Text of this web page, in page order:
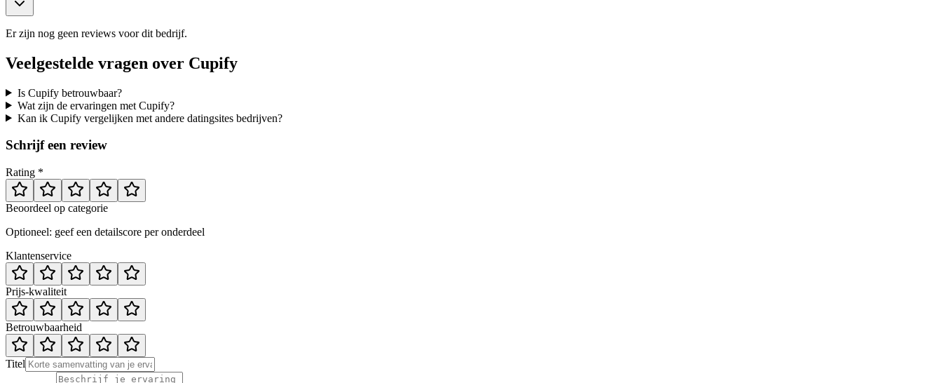
Er zijn nog geen reviews voor dit bedrijf.
Veelgestelde vragen over Cupify
Is Cupify betrouwbaar?
Wat zijn de ervaringen met Cupify?
Kan ik Cupify vergelijken met andere datingsites bedrijven?
Schrijf een review
Rating *
Beoordeel op categorie
Optioneel: geef een detailscore per onderdeel
Klantenservice
Prijs-kwaliteit
Betrouwbaarheid
Titel